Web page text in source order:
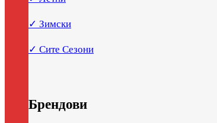
✓ Зимски
✓ Сите Сезони
Брендови